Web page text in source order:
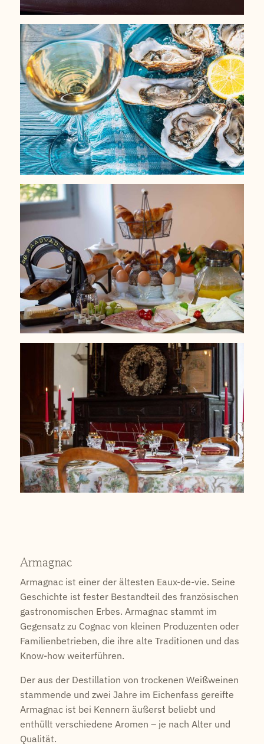
Armagnac
Armagnac ist einer der ältesten Eaux-de-vie. Seine
Geschichte ist fester Bestandteil des französischen
gastronomischen Erbes. Armagnac stammt im
Gegensatz zu Cognac von kleinen Produzenten oder
Familienbetrieben, die ihre alte Traditionen und das
Know-how weiterführen.
Der aus der Destillation von trockenen Weißweinen
stammende und zwei Jahre im Eichenfass gereifte
Armagnac ist bei Kennern äußerst beliebt und
enthüllt verschiedene Aromen – je nach Alter und
Qualität.